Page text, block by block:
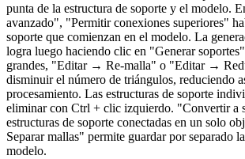
punta de la estructura de soporte y el modelo.
avanzado", "Permitir conexiones superiores"
soporte que comienzan en el modelo. La
logra luego haciendo clic en "Generar
grandes, "Editar → Re-malla" o "Editar →
disminuir el número de triángulos, reduciendo
procesamiento. Las estructuras de soporte
eliminar con Ctrl + clic izquierdo. "Convertir a
estructuras de soporte conectadas en un solo
Separar mallas" permite guardar por separado
modelo.